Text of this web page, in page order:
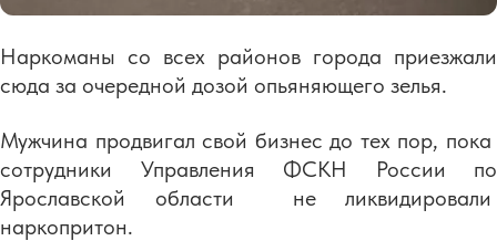
Наркоманы со всех районов города приезжали
сюда за очередной дозой опьяняющего зелья.
Мужчина продвигал свой бизнес до тех пор, пока
сотрудники Управления ФСКН России по
Ярославской области не ликвидировали
наркопритон.